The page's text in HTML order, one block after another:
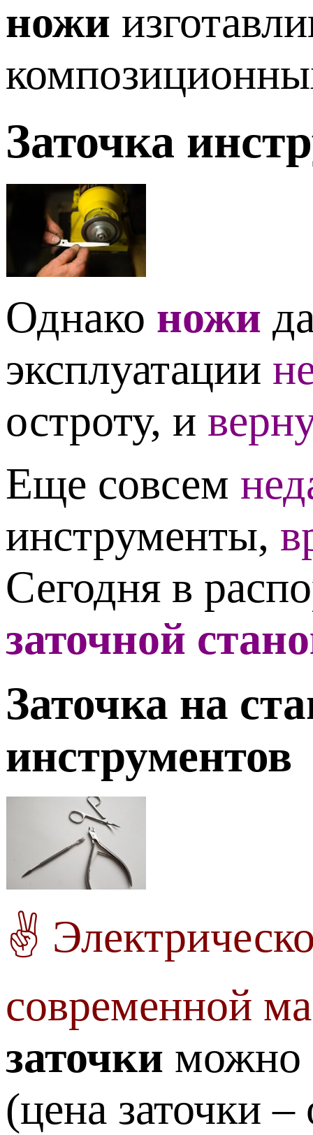
ножи
Заточка
Однако ножи
эксплуатации
остроту, и
Еще совсем
инструменты,
Сегодня в
заточной
Заточка на
инструментов
✌
современной
заточки можно
(цена заточки